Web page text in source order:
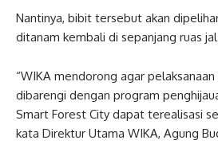
Nantinya, bibit tersebut akan
ditanam kembali di sepanjang ruas
“WIKA mendorong agar
dibarengi dengan program
Smart Forest City dapat terealisasi
kata Direktur Utama WIKA, Agung